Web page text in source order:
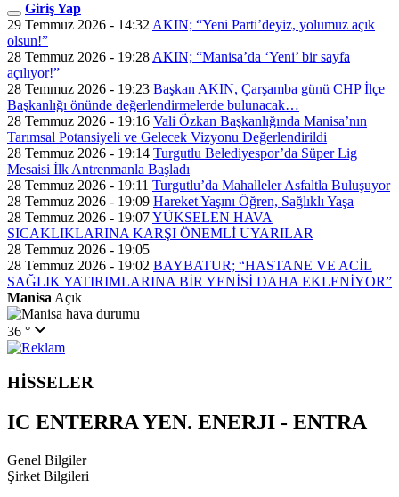
Giriş Yap
29 Temmuz 2026 - 14:32 AKIN; “Yeni Parti’deyiz, yolumuz açık
olsun!”
28 Temmuz 2026 - 19:28 AKIN; “Manisa’da ‘Yeni’ bir sayfa
açılıyor!”
28 Temmuz 2026 - 19:23 Başkan AKIN, Çarşamba günü CHP İlçe
Başkanlığı önünde değerlendirmelerde bulunacak…
28 Temmuz 2026 - 19:16 Vali Özkan Başkanlığında Manisa’nın
Tarımsal Potansiyeli ve Gelecek Vizyonu Değerlendirildi
28 Temmuz 2026 - 19:14 Turgutlu Belediyespor’da Süper Lig
Mesaisi İlk Antrenmanla Başladı
28 Temmuz 2026 - 19:11 Turgutlu’da Mahalleler Asfaltla Buluşuyor
28 Temmuz 2026 - 19:09 Hareket Yaşını Öğren, Sağlıklı Yaşa
28 Temmuz 2026 - 19:07YÜKSELEN HAVA
SICAKLIKLARINA KARŞI ÖNEMLİ UYARILAR
28 Temmuz 2026 - 19:05
28 Temmuz 2026 - 19:02 BAYBATUR; “HASTANE VE ACİL
SAĞLIK YATIRIMLARINA BİR YENİSİ DAHA EKLENİYOR”
Manisa Açık
36 °
HİSSELER
IC ENTERRA YEN. ENERJI - ENTRA
Genel Bilgiler
Şirket Bilgileri